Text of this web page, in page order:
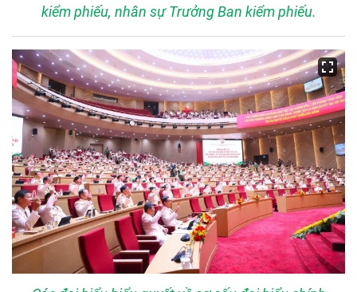
kiểm phiếu, nhân sự Trưởng Ban kiểm phiếu.